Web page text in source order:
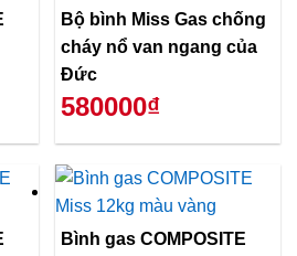
Bộ bình Miss Gas chống
cháy nổ van ngang của
Đức
580000₫
Bình gas COMPOSITE